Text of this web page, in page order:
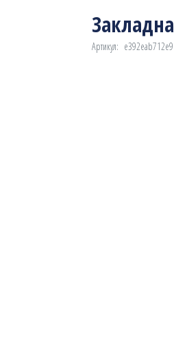
Артикул: e392eab712e9